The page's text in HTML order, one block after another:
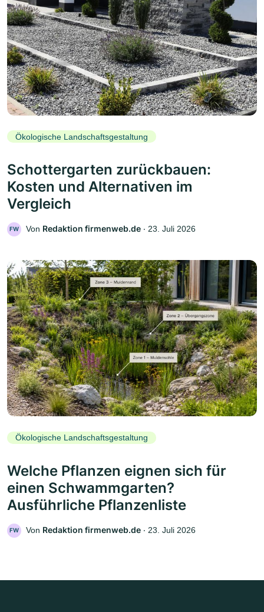
Ökologische Landschaftsgestaltung
Schottergarten zurückbauen:
Kosten und Alternativen im
Vergleich
FW Von Redaktion firmenweb.de ‧ 23. Juli 2026
Ökologische Landschaftsgestaltung
Welche Pflanzen eignen sich für
einen Schwammgarten?
Ausführliche Pflanzenliste
FW Von Redaktion firmenweb.de ‧ 23. Juli 2026